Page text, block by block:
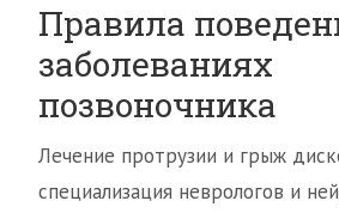
Правила
заболеваниях
позвоночника
Лечение протрузии и грыж
специализация неврологов и